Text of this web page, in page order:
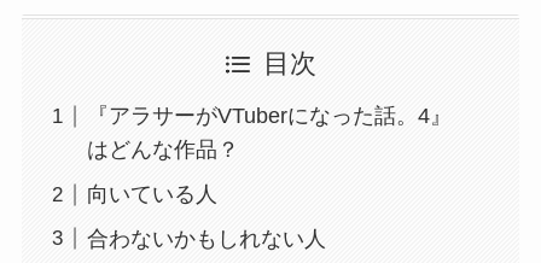
目次
『アラサーがVTuberになった話。4』
はどんな作品？
向いている人
合わないかもしれない人